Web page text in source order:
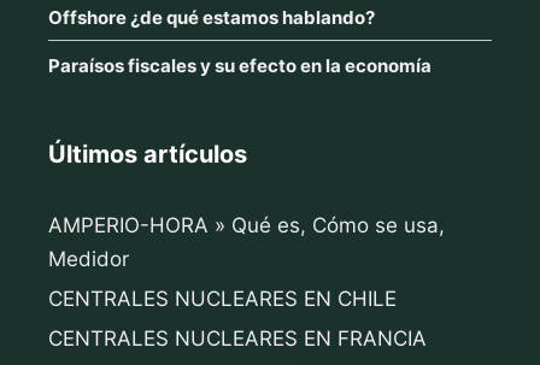
Offshore ¿de qué estamos hablando?
Paraísos fiscales y su efecto en la economía
Últimos artículos
AMPERIO-HORA » Qué es, Cómo se usa,
Medidor
CENTRALES NUCLEARES EN CHILE
CENTRALES NUCLEARES EN FRANCIA